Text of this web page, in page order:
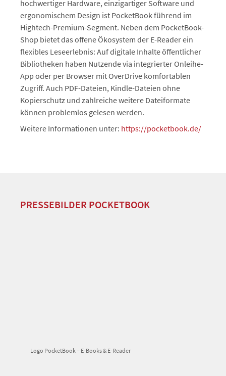
hochwertiger Hardware, einzigartiger Software und
ergonomischem Design ist PocketBook führend im
Hightech-Premium-Segment. Neben dem PocketBook-
Shop bietet das offene Ökosystem der E-Reader ein
flexibles Leseerlebnis: Auf digitale Inhalte öffentlicher
Bibliotheken haben Nutzende via integrierter Onleihe-
App oder per Browser mit OverDrive komfortablen
Zugriff. Auch PDF-Dateien, Kindle-Dateien ohne
Kopierschutz und zahlreiche weitere Dateiformate
können problemlos gelesen werden.
Weitere Informationen unter: https://pocketbook.de/
PRESSEBILDER POCKETBOOK
Logo PocketBook – E-Books & E-Reader